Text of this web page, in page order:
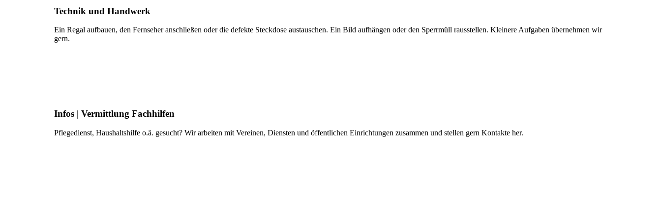
Technik und Handwerk
Ein Regal aufbauen, den Fernseher anschließen oder die defekte Steckdose austauschen. Ein Bild aufhängen oder den Sperrmüll rausstellen. Kleinere Aufgaben übernehmen wir
gern.
Infos | Vermittlung Fachhilfen
Pflegedienst, Haushaltshilfe o.ä. gesucht? Wir arbeiten mit Vereinen, Diensten und öffentlichen Einrichtungen zusammen und stellen gern Kontakte her.